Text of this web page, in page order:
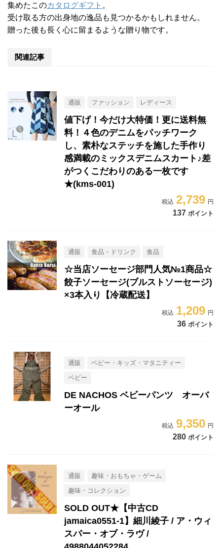
集めたこのカタログギフト 。
受け取る方の出身地の逸品も見つかるかもしれません。
贈った後も長く心に留まるような贈り物です。
関連記事
通販 ファッション レディース
値下げ！今だけ大特価！更に送料無
料！４色のデニムをパッチワーク
し、素朴なステッチを施した手作り
感満載のミックスデニムスカート♪差
がつくこだわりのある一枚です
★(kms-001)
2,739
137 ポイント
通販 食品・ドリンク 食品
☆当店ソーセージ部門人気№1商品☆
餃子ソーセージ(ブルストソーセージ)
×3本入り【冷蔵配送】
1,209
36 ポイント
通販
ベビー・キッズ・マタニティー
ベビー
DE NACHOS ベビーパンツ オーバ
ーオール
9,350
280 ポイント
通販
趣味・おもちゃ・ゲーム
趣味・コレクション
SOLD OUT★【中古CD
jamaica0551-1】細川綾子 / ア・ウィ
スパー・オブ・ラヴ /